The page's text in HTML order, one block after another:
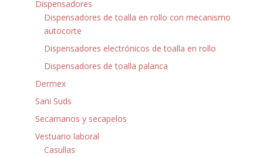
Dispensadores
Dispensadores de toalla en rollo con mecanismo
autocorte
Dispensadores electrónicos de toalla en rollo
Dispensadores de toalla palanca
Dermex
Sani Suds
Secamanos y secapelos
Vestuario laboral
Casullas